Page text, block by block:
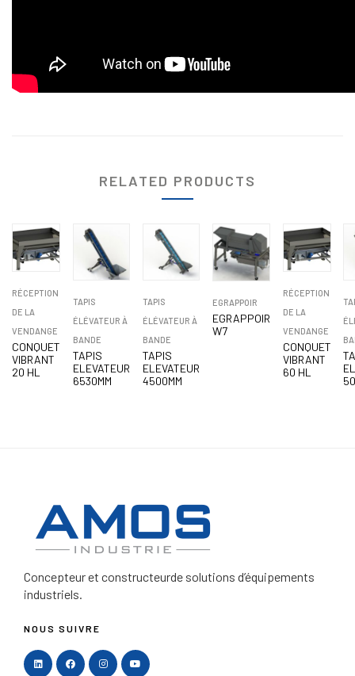
RELATED PRODUCTS
RÉCEPTION
DE LA
VENDANGE
CONQUET
VIBRANT
20 HL
TAPIS
ÉLÉVATEUR À
BANDE
TAPIS
ELEVATEUR
6530MM
TAPIS
ÉLÉVATEUR À
BANDE
TAPIS
ELEVATEUR
4500MM
EGRAPPOIR
EGRAPPOIR
W7
RÉCEPTION
DE LA
VENDANGE
CONQUET
VIBRANT
60 HL
Concepteur et constructeurde solutions d’équipements
industriels.
NOUS SUIVRE